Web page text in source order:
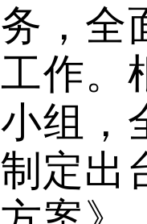
务，全
工作。
小组，
制定出